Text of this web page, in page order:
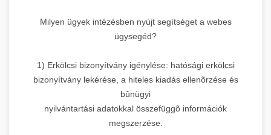
Milyen ügyek intézésben nyújt segítséget a webes
ügysegéd?
1) Erkölcsi bizonyítvány igénylése: hatósági erkölcsi
bizonyítvány lekérése, a hiteles kiadás ellenõrzése és
bûnügyi
nyilvántartási adatokkal összefüggõ információk
megszerzése.